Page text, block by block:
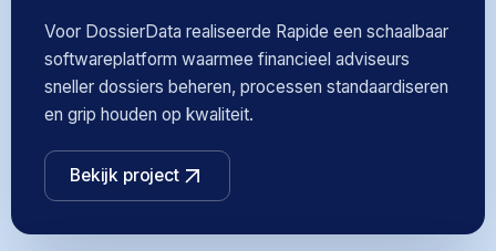
Voor DossierData realiseerde Rapide een schaalbaar
softwareplatform waarmee financieel adviseurs
sneller dossiers beheren, processen standaardiseren
en grip houden op kwaliteit.
Bekijk project